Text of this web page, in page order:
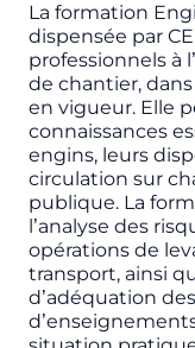
La formation
dispensée par
professionnels à
de chantier,
en vigueur. Elle
connaissances
engins, leurs
circulation sur
publique. La
l’analyse des
opérations de
transport, ainsi
d’adéquation